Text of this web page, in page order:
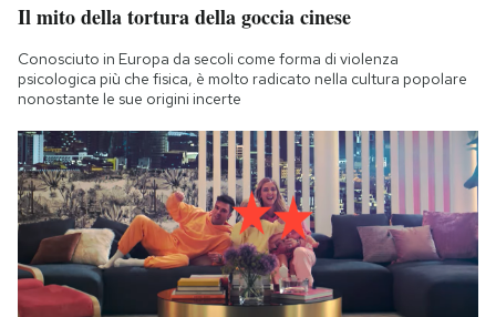
Il mito della tortura della goccia cinese
Conosciuto in Europa da secoli come forma di violenza
psicologica più che fisica, è molto radicato nella cultura popolare
nonostante le sue origini incerte